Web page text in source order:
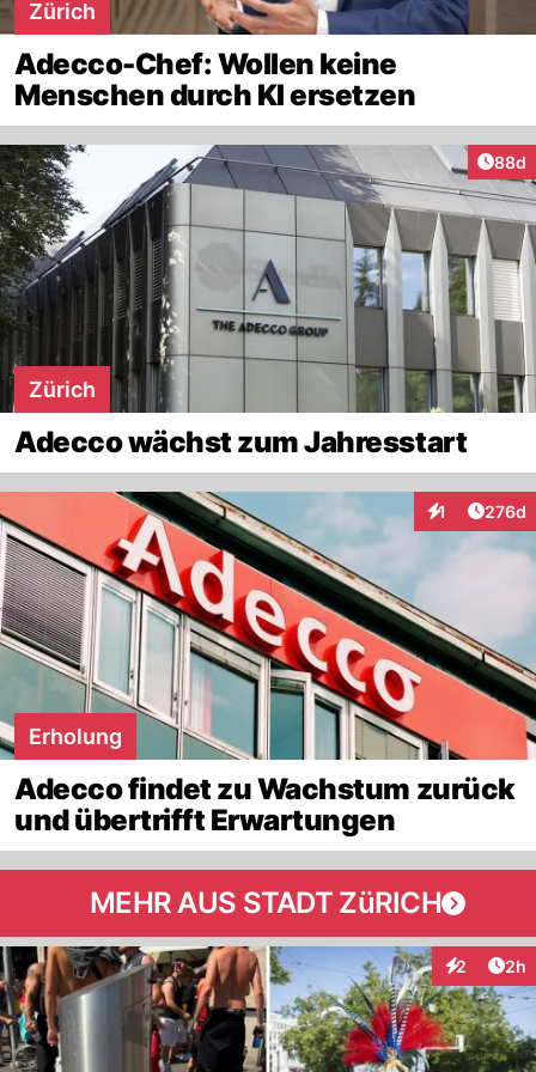
Zürich
Adecco-Chef: Wollen keine
Menschen durch KI ersetzen
88d
Zürich
Adecco wächst zum Jahresstart
1
Interaktionen
276d
Erholung
Adecco findet zu Wachstum zurück
und übertrifft Erwartungen
MEHR AUS STADT ZüRICH
2 2h